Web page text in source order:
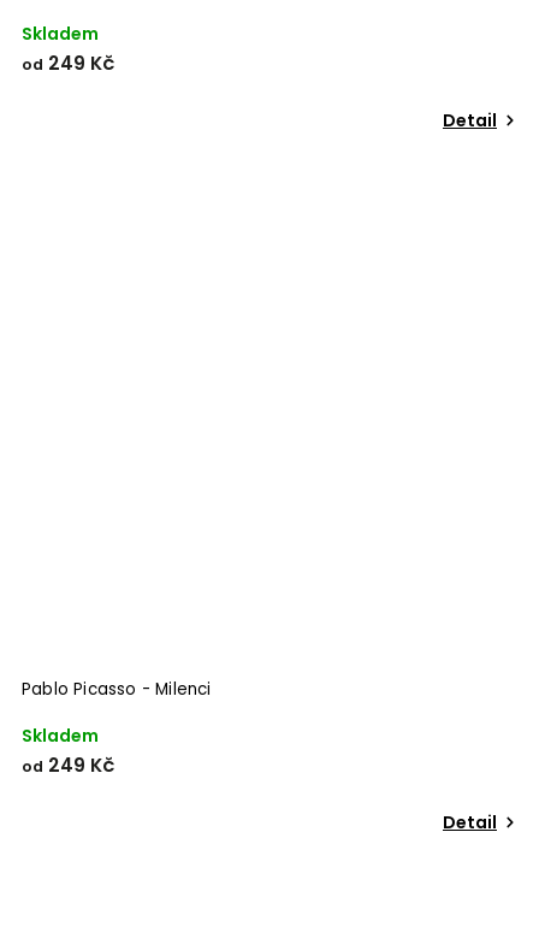
Skladem
od 249 Kč
Detail
Pablo Picasso - Milenci
Skladem
od 249 Kč
Detail